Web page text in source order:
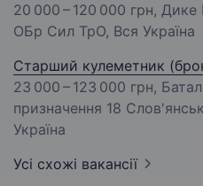
20 000 – 120 000 грн, Дике
ОБр Сил ТрО, Вся Україна
Старший кулеметник
23 000 – 123 000 грн,
призначення 18
Україна
Усі схожі вакансії